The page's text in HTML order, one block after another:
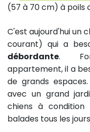
(57 à 70 cm) à poils
C'est aujourd'hui un
courant) qui a
débordante.
appartement, il a
de grands
avec un grand
chiens à
balades tous les